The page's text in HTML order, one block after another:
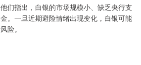
们指出，白银的市场规模小、缺乏央行支
。一旦近期避险情绪出现变化，白银可能
险。